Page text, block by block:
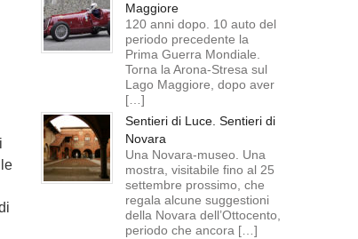
Maggiore
120 anni dopo. 10 auto del
periodo precedente la
Prima Guerra Mondiale.
Torna la Arona-Stresa sul
Lago Maggiore, dopo aver
[…]
Sentieri di Luce. Sentieri di
Novara
Una Novara-museo. Una
mostra, visitabile fino al 25
settembre prossimo, che
regala alcune suggestioni
della Novara dell’Ottocento,
periodo che ancora […]